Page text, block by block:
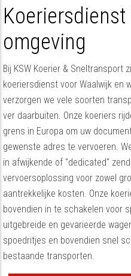
omgeving
Bij KSW Koerier & Sneltransport
koeriersdienst voor Waalwijk en
verzorgen we vele soorten
ver daarbuiten. Onze koeriers
grens in Europa om uw
gewenste adres te vervoeren.
in afwijkende of "dedicated"
vervoersoplossing voor zowel
aantrekkelijke kosten. Onze
bovendien in te schakelen voor
uitgebreide en gevarieerde
spoedritjes en bovendien snel
bestaande transporten.